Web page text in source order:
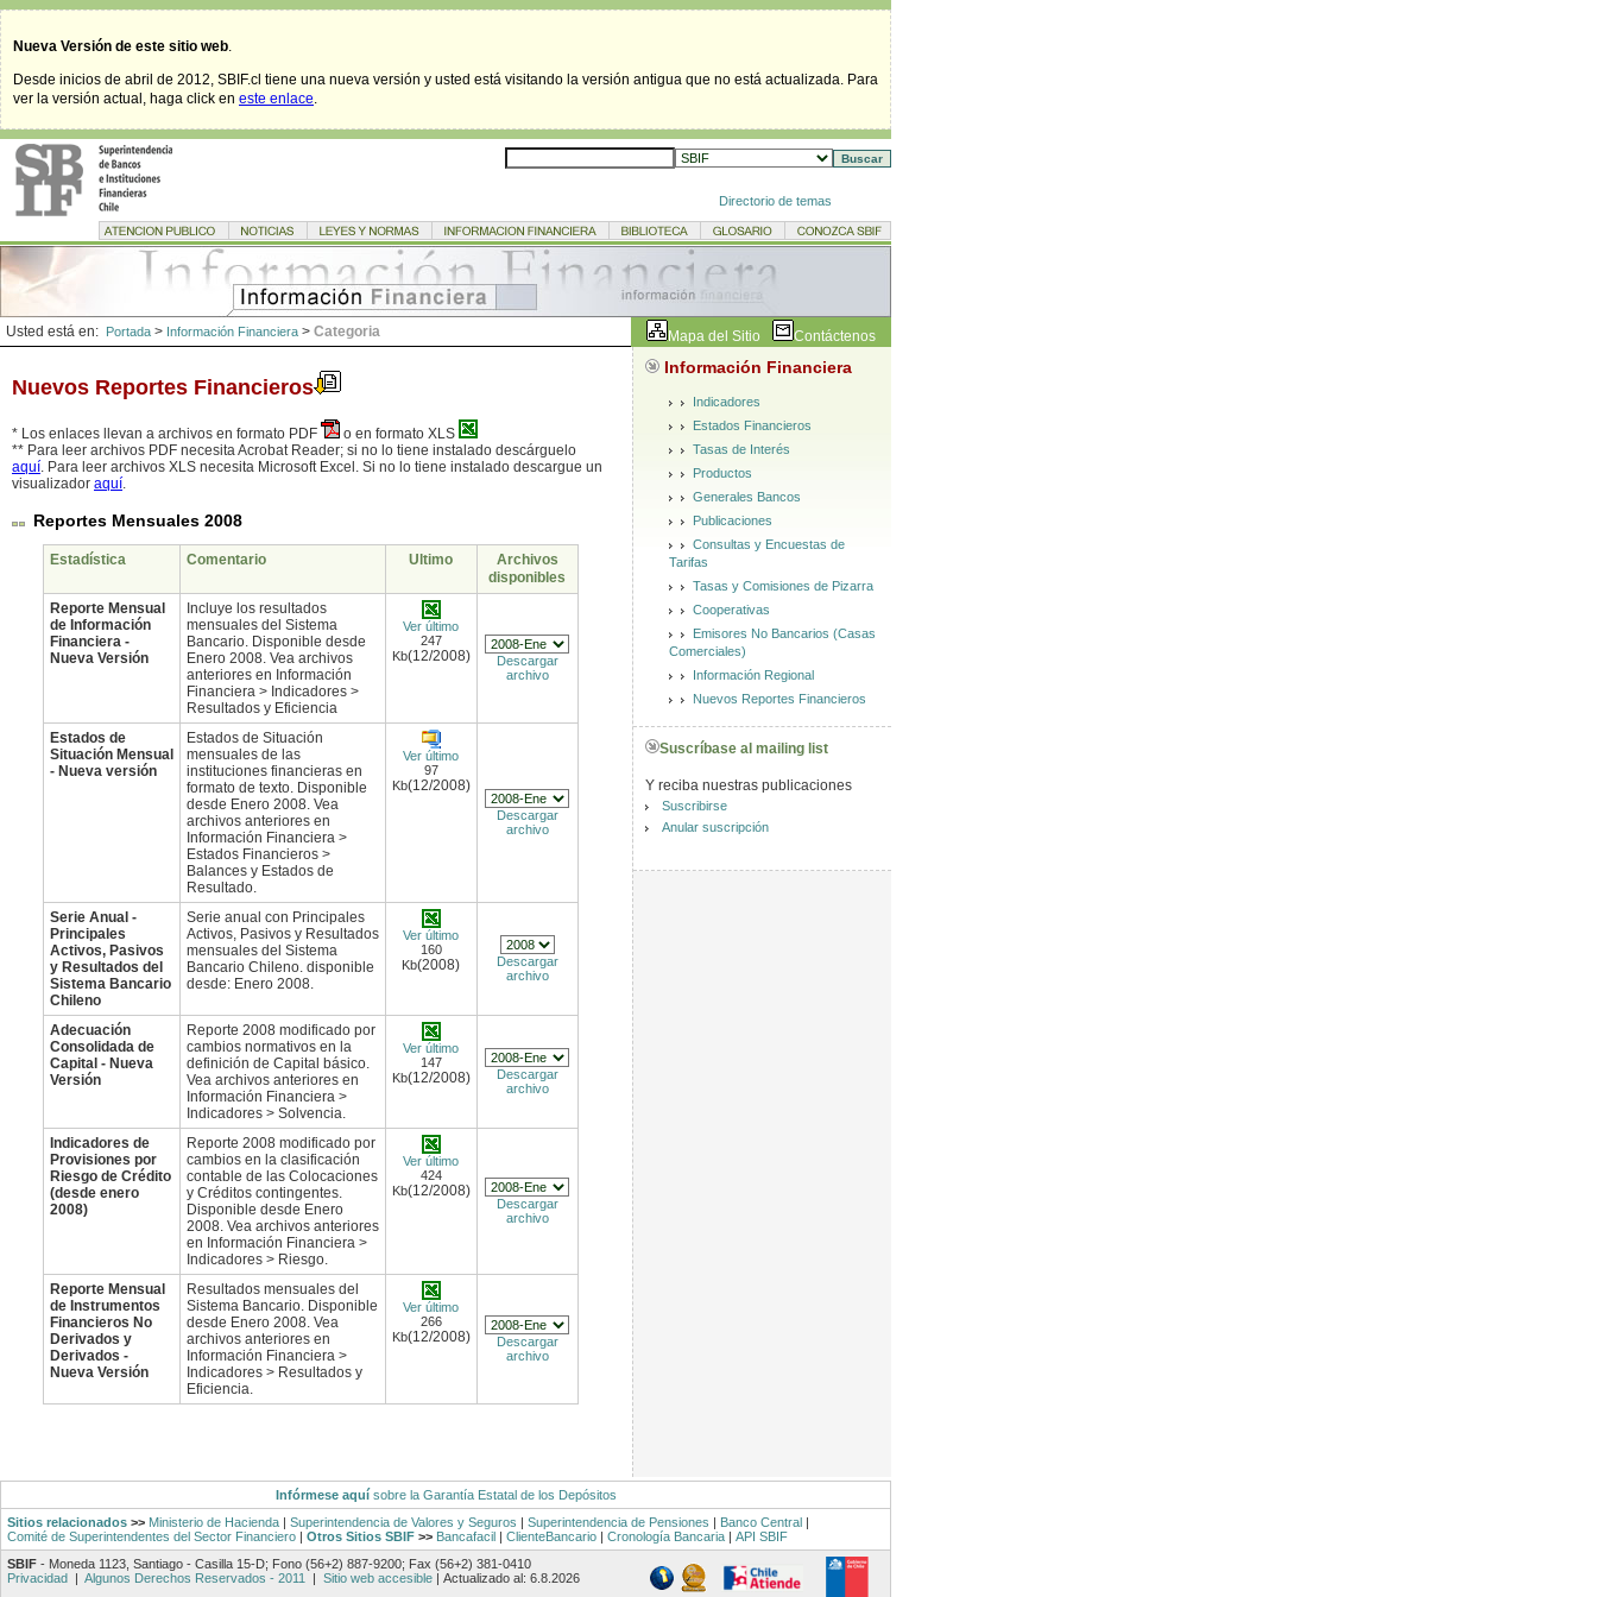
Nueva Versión de este sitio web.
Desde inicios de abril de 2012, SBIF.cl tiene una nueva versión y usted está visitando la versión antigua que no está actualizada. Para
ver la versión actual, haga click en este enlace.
Directorio de temas
Usted está en: Portada > Información Financiera > Categoria Mapa del Sitio Contáctenos
Nuevos Reportes Financieros
* Los enlaces llevan a archivos en formato PDF
o en formato XLS
** Para leer archivos PDF necesita Acrobat Reader; si no lo tiene instalado descárguelo
aquí. Para leer archivos XLS necesita Microsoft Excel. Si no lo tiene instalado descargue un
visualizador aquí.
Reportes Mensuales 2008
Estadística Comentario Ultimo
Archivos
disponibles
Reporte Mensual
de Información
Financiera -
Nueva Versión
Incluye los resultados
mensuales del Sistema
Bancario. Disponible desde
Enero 2008. Vea archivos
anteriores en Información
Financiera > Indicadores >
Resultados y Eficiencia
Ver último
247
Kb(12/2008)
Descargar
archivo
Estados de
Situación Mensual
- Nueva versión
Estados de Situación
mensuales de las
instituciones financieras en
formato de texto. Disponible
desde Enero 2008. Vea
archivos anteriores en
Información Financiera >
Estados Financieros >
Balances y Estados de
Resultado.
Ver último
97
Kb(12/2008)
Descargar
archivo
Serie Anual -
Principales
Activos, Pasivos
y Resultados del
Sistema Bancario
Chileno
Serie anual con Principales
Activos, Pasivos y Resultados
mensuales del Sistema
Bancario Chileno. disponible
desde: Enero 2008.
Ver último
160
Kb(2008)
Descargar
archivo
Adecuación
Consolidada de
Capital - Nueva
Versión
Reporte 2008 modificado por
cambios normativos en la
definición de Capital básico.
Vea archivos anteriores en
Información Financiera >
Indicadores > Solvencia.
Ver último
147
Kb(12/2008)
Descargar
archivo
Indicadores de
Provisiones por
Riesgo de Crédito
(desde enero
2008)
Reporte 2008 modificado por
cambios en la clasificación
contable de las Colocaciones
y Créditos contingentes.
Disponible desde Enero
2008. Vea archivos anteriores
en Información Financiera >
Indicadores > Riesgo.
Ver último
424
Kb(12/2008)
Descargar
archivo
Reporte Mensual
de Instrumentos
Financieros No
Derivados y
Derivados -
Nueva Versión
Resultados mensuales del
Sistema Bancario. Disponible
desde Enero 2008. Vea
archivos anteriores en
Información Financiera >
Indicadores > Resultados y
Eficiencia.
Ver último
266
Kb(12/2008)
Descargar
archivo
Información Financiera
Indicadores
Estados Financieros
Tasas de Interés
Productos
Generales Bancos
Publicaciones
Consultas y Encuestas de
Tarifas
Tasas y Comisiones de Pizarra
Cooperativas
Emisores No Bancarios (Casas
Comerciales)
Información Regional
Nuevos Reportes Financieros
Suscríbase al mailing list
Y reciba nuestras publicaciones
Suscribirse
Anular suscripción
Infórmese aquísobre la Garantía Estatal de los Depósitos
Sitios relacionados >> Ministerio de Hacienda | Superintendencia de Valores y Seguros | Superintendencia de Pensiones | Banco Central |
Comité de Superintendentes del Sector Financiero | Otros Sitios SBIF >> Bancafacil | ClienteBancario | Cronología Bancaria | API SBIF
SBIF - Moneda 1123, Santiago - Casilla 15-D; Fono (56+2) 887-9200; Fax (56+2) 381-0410
Privacidad | Algunos Derechos Reservados - 2011 | Sitio web accesible | Actualizado al: 6.8.2026